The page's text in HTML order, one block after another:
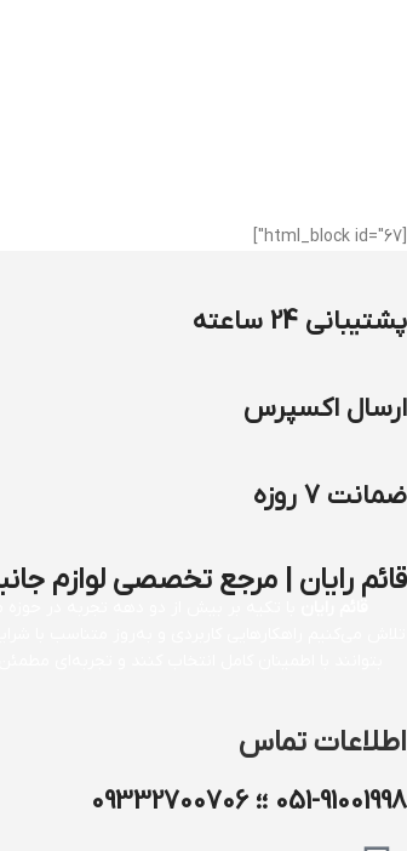
[html_block id="67"]
پشتیبانی 24 ساعته
ارسال اکسپرس
ضمانت 7 روزه
قائم رایان | مرجع تخصصی لوازم
اطلاعات تماس
051-91001998 ؛؛ 09332700706